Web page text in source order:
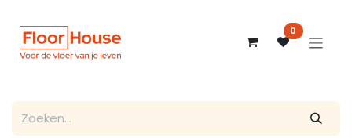
0